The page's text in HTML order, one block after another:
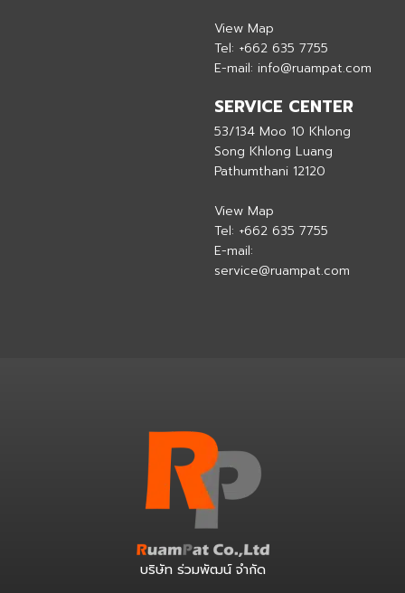
View Map
Tel: +662 635 7755
E-mail:info@ruampat.com
SERVICE CENTER
53/134 Moo 10 Khlong
Song Khlong Luang
Pathumthani 12120
View Map
Tel: +662 635 7755
E-mail:
service@ruampat.com
บริษัท ร่วมพัฒน์ จำกัด